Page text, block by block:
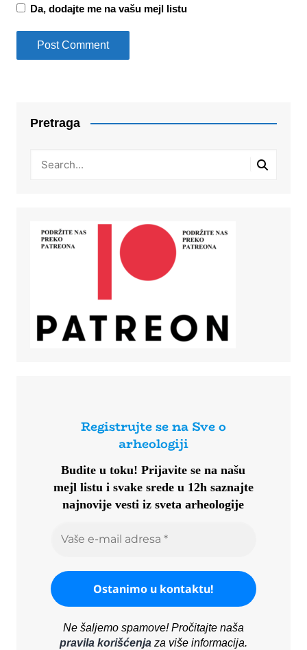
Da, dodajte me na vašu mejl listu
Pretraga
Registrujte se na Sve o
arheologiji
Budite u toku!Prijavite se na našu
mejl listu i svake srede u 12h saznajte
najnovije vesti iz sveta arheologije
Ne šaljemo spamove! Pročitajte naša
pravila korišćenjaza više informacija.